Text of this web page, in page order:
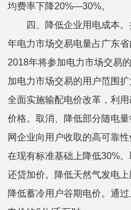
均费率下降20%—30%。
四、降低企业用电成本。
年电力市场交易电量占广东
2018年将参加电力市场交易
加电力市场交易的用户范围
全面实施输配电价改革，利
价格。取消、降低部分随电
网企业向用户收取的高可靠
在现有标准基础上降低30%
还贷加价。降低天然气发电
降低蓄冷用户谷期电价。通